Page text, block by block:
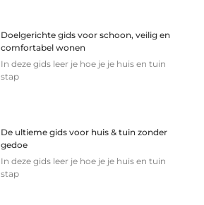
Doelgerichte gids voor schoon, veilig en
comfortabel wonen
In deze gids leer je hoe je je huis en tuin
stap
De ultieme gids voor huis & tuin zonder
gedoe
In deze gids leer je hoe je je huis en tuin
stap